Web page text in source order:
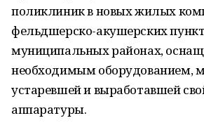
поликлиник в новых жилых
фельдшерско-акушерских
муниципальных районах,
необходимым оборудованием,
устаревшей и выработавшей
аппаратуры.